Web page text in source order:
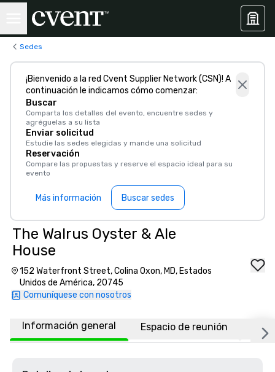
Sedes
¡Bienvenido a la red Cvent Supplier Network (CSN)! A
continuación le indicamos cómo comenzar:
Buscar
Comparta los detalles del evento, encuentre sedes y
agréguelas a su lista
Enviar solicitud
Estudie las sedes elegidas y mande una solicitud
Reservación
Compare las propuestas y reserve el espacio ideal para su
evento
Más información Buscar sedes
The Walrus Oyster & Ale
House
152 Waterfront Street, Colina Oxon, MD, Estados
Unidos de América, 20745
Comuníquese con nosotros
Información general Espacio de reunión